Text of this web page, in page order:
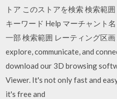
トア このストアを検索 検索範
キーワード Help マーチャント
一部 検索範囲 レーティング区
explore, communicate, and
download our 3D browsing
Viewer. It's not only fast and
it's free and